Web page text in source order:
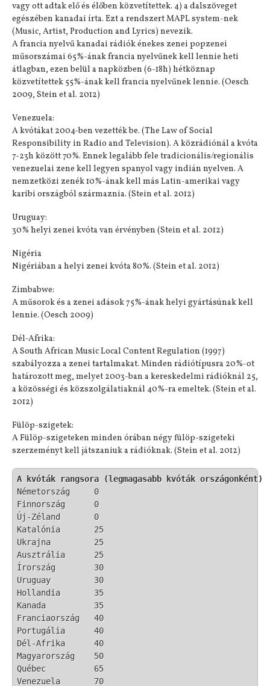
vagy ott adtak elő és élőben közvetítettek. 4) a dalszöveget
egészében kanadai írta. Ezt a rendszert MAPL system-nek
(Music, Artist, Production and Lyrics) nevezik.
A francia nyelvű kanadai rádiók énekes zenei popzenei
műsorszámai 65%-ának francia nyelvűnek kell lennie heti
átlagban, ezen belül a napközben (6-18h) hétköznap
közvetítettek 55%-ának kell francia nyelvűnek lennie. (Oesch
2009, Stein et al. 2012)
Venezuela:
A kvótákat 2004-ben vezették be. (The Law of Social
Responsibility in Radio and Television). A közrádiónál a kvóta
7-23h között 70%. Ennek legalább fele tradicionális/regionális
venezuelai zene kell legyen spanyol vagy indián nyelven. A
nemzetközi zenék 10%-ának kell más Latin-amerikai vagy
karibi országból származnia. (Stein et al. 2012)
Uruguay:
30% helyi zenei kvóta van érvényben (Stein et al. 2012)
Nigéria
Nigériában a helyi zenei kvóta 80%. (Stein et al. 2012)
Zimbabwe:
A műsorok és a zenei adások 75%-ának helyi gyártásúnak kell
lennie. (Oesch 2009)
Dél-Afrika:
A South African Music Local Content Regulation (1997)
szabályozza a zenei tartalmakat. Minden rádiótípusra 20%-ot
határozott meg, melyet 2003-ban a kereskedelmi rádióknál 25,
a közösségi és közszolgálatiaknál 40%-ra emeltek. (Stein et al.
2012)
Fülöp-szigetek:
A Fülöp-szigeteken minden órában négy fülöp-szigeteki
szerzeményt kell játszaniuk a rádióknak. (Stein et al. 2012)
A kvóták rangsora (legmagasabb kvóták országonként)
Németország	0
Finnország	0
Új-Zéland	0
Katalónia	25
Ukrajna		25
Ausztrália	25
Írország	30
Uruguay		30
Hollandia	35
Kanada		35
Franciaország	40
Portugália	40
Dél-Afrika	40
Magyarország	50
Québec		65
Venezuela	70